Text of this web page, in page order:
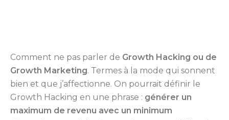
Comment ne pas parler de Growth Hacking ou de
Growth Marketing. Termes à la mode qui sonnent
bien et que j’affectionne. On pourrait définir le
Growth Hacking en une phrase : générer un
maximum de revenu avec un minimum